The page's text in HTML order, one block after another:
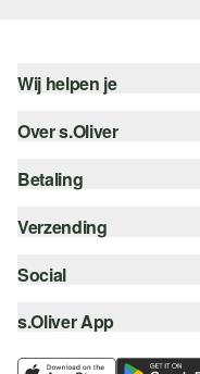
Wij helpen je
Help - FAQ
Top categorieën
Over s.Oliver
Nieuwsbrief
Verlanglijstje
Duurzaamheid
Betaling
Koop op rekening
Verzending
Track & Trace
Post NL
Social
instagram
facebook
s.Oliver App